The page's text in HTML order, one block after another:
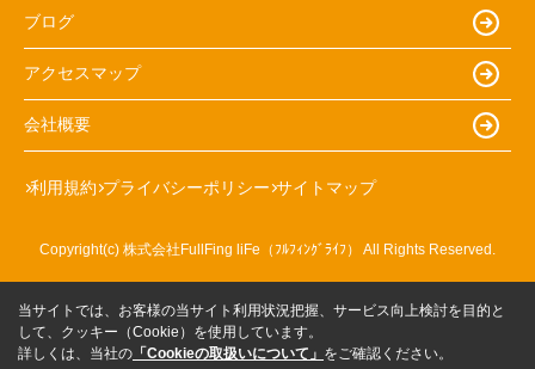
ブログ
アクセスマップ
会社概要
利用規約 プライバシーポリシー サイトマップ
Copyright(c) 株式会社FullFing liFe（ﾌﾙﾌｨﾝｸﾞﾗｲﾌ） All Rights Reserved.
当サイトでは、お客様の当サイト利用状況把握、サービス向上検討を目的と
して、クッキー（Cookie）を使用しています。
詳しくは、当社の 「Cookieの取扱いについて」 をご確認ください。